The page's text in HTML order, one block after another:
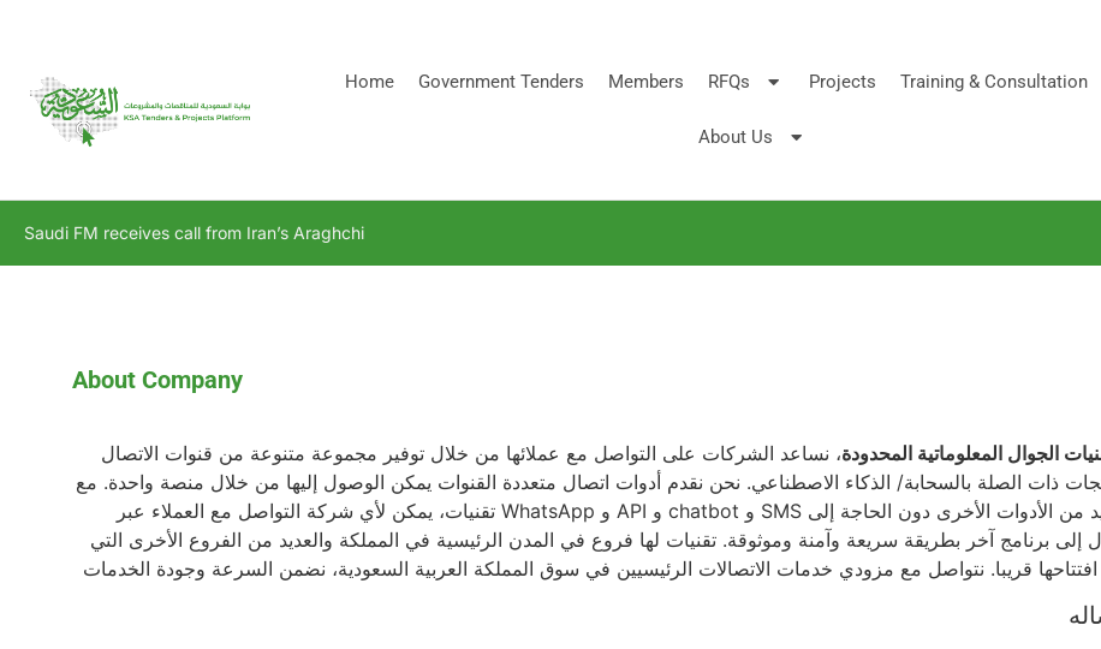
Home Government Tenders Members RFQs Projects Training & Consultation
About Us
Saudi FM receives call from Iran’s Araghchi
About Company
الجوال المعلوماتية المحدودة، نساعد الشركات على التواصل مع عملائها من خلال توفير مجموعة متنوعة من قنوات الاتصال
ذات الصلة بالسحابة/ الذكاء الاصطناعي. نحن نقدم أدوات اتصال متعددة القنوات يمكن الوصول إليها من خلال منصة واحدة. مع
تقنيات، يمكن لأي شركة التواصل مع العملاء عبر WhatsApp و API و chatbot و SMS والعديد من الأدوات الأخرى دون الحاجة إلى
إلى برنامج آخر بطريقة سريعة وآمنة وموثوقة. تقنيات لها فروع في المدن الرئيسية في المملكة والعديد من الفروع الأخرى التي
قريبا. نتواصل مع مزودي خدمات الاتصالات الرئيسيين في سوق المملكة العربية السعودية، نضمن السرعة وجودة الخدمات